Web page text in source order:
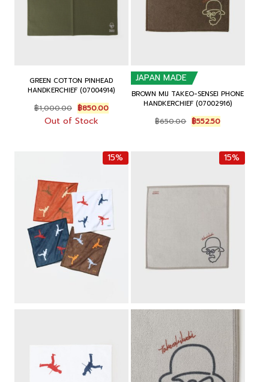
GREEN COTTON PINHEAD
HANDKERCHIEF (07004914)
฿1,000.00 Original
price
was:
฿850.00Current
price
Out of Stock
JAPAN MADE
BROWN MIJ TAKEO-SENSEI PHONE
HANDKERCHIEF (07002916)
฿650.00 Original
price
฿650.00.
฿552.50Current
price
฿552.50.
15% 15%